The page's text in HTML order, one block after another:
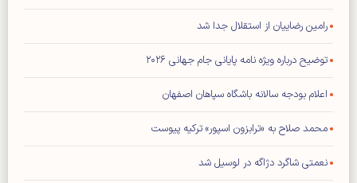
رامین رضاییان از استقلال جدا شد
توضیح درباره ویژه نامه پایانی جام جهانی ۲۰۲۶
اعلام بودجه سالانه باشگاه سپاهان اصفهان
محمد صلاح به «ترابزون اسپور» ترکیه پیوست
نعمتی شاگرد دژاگه در لوسیل شد